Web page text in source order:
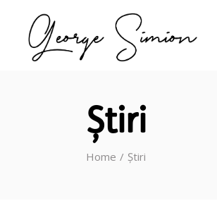
Știri
Home Știri